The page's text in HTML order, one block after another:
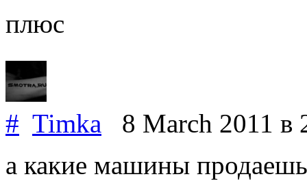
плюс
# Timka 8 March 2011 в
а какие машины продаешь